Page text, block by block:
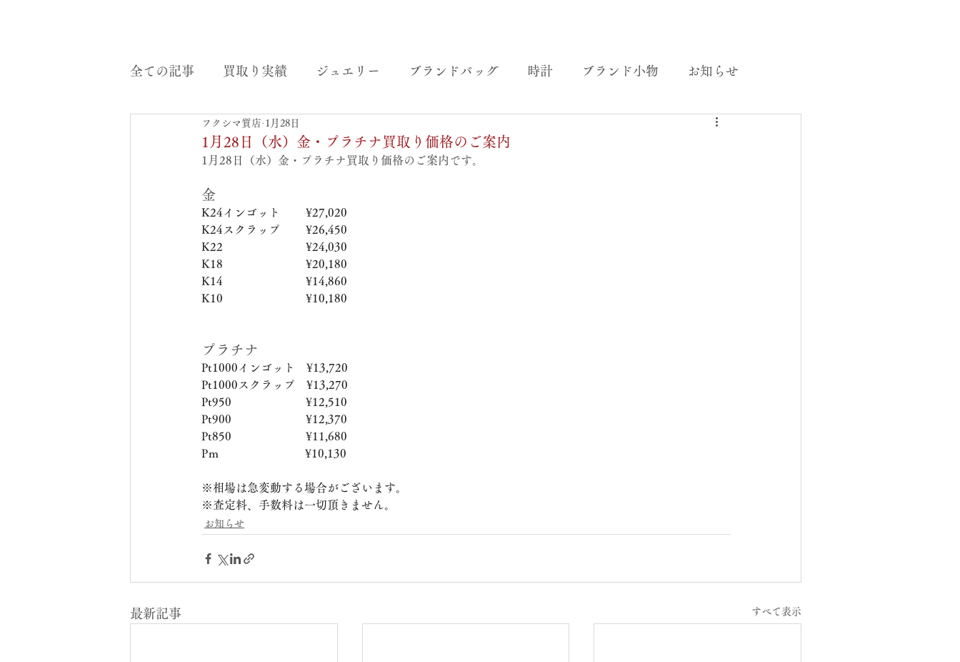
全ての記事 買取り実績 ジュエリー ブランドバッグ 時計 ブランド小物 お知らせ
1月28日（水）金・プラチナ買取り価格のご案内
フクシマ質店 1月28日
1月28日（水）金・プラチナ買取り価格のご案内です。
金
K24インゴット　　 ¥27,020
K24スクラップ　     ¥26,450
K22　　　　　   　  ¥24,030
K18　　　　　    　 ¥20,180
K14　　　　　　     ¥14,860
K10　　　　　　     ¥10,180
プラチナ
Pt1000インゴット　¥13,720
Pt1000スクラップ　¥13,270
Pt950　　　　　　  ¥12,510
Pt900　　　　　　  ¥12,370
Pt850　　　　　　  ¥11,680
Pｍ　　　　　　　  ¥10,130
※相場は急変動する場合がございます。
※査定料、手数料は一切頂きません。
お知らせ
最新記事 すべて表示